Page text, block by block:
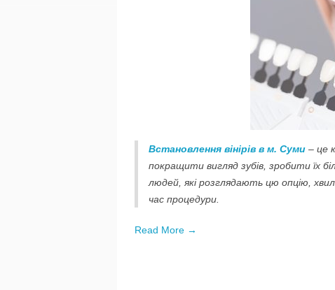
Встановлення вінірів в м. Суми – це
покращити вигляд зубів, зробити їх
людей, які розглядають цю опцію,
час процедури.
Read More →